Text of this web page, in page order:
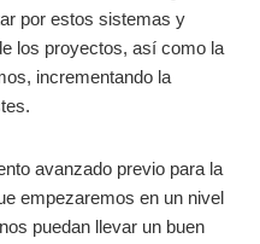
por estos sistemas y
los proyectos, así como la
incrementando la
avanzado previo para la
empezaremos en un nivel
puedan llevar un buen